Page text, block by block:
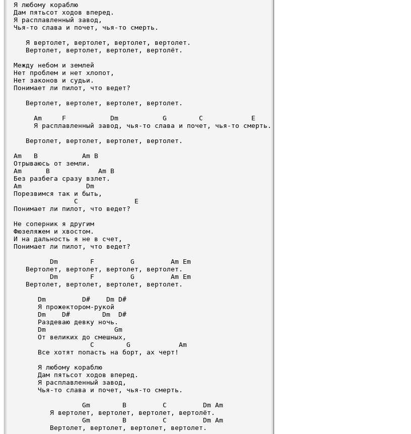
Я любому кораблю
Дам пятьсот ходов вперед.
Я расплавленный завод,
Чья-то слава и почет, чья-то смерть.
   Я вертолет, вертолет, вертолет, вертолет.
   Вертолет, вертолет, вертолет, вертолёт.
Между небом и землей
Нет проблем и нет хлопот,
Нет законов и судьи.
Понимает ли пилот, что ведет?
   Вертолет, вертолет, вертолет, вертолет.
     Am     F           Dm           G        C            E
     Я расплавленный завод, чья-то слава и почет, чья-то смерть.
   Вертолет, вертолет, вертолет, вертолет.
Am   B           Am B
Отрываюсь от земли.
Am      B            Am B
Без разбега сразу взлет.
Am                Dm
Порезвимся так и быть,
               C              E
Понимает ли пилот, что ведет?
Не соперник я другим
Фюзеляжем и хвостом.
И на дальность я не в счет,
Понимает ли пилот, что ведет?
         Dm        F         G         Am Em
   Вертолет, вертолет, вертолет, вертолет.
         Dm        F         G         Am Em
   Вертолет, вертолет, вертолет, вертолет.
      Dm         D#    Dm D#
      Я прожектором-рукой
      Dm    D#        Dm  D#
      Раздеваю девку ночь.
      Dm                 Gm
      От великих до смешных,
                   C        G            Am
      Все хотят попасть на борт, ах черт!
      Я любому кораблю
      Дам пятьсот ходов вперед.
      Я расплавленный завод,
      Чья-то слава и почет, чья-то смерть.
                 Gm        B         C         Dm Am
         Я вертолет, вертолет, вертолет, вертолёт.
                 Gm        B         C         Dm Am
         Вертолет, вертолет, вертолет, вертолет.